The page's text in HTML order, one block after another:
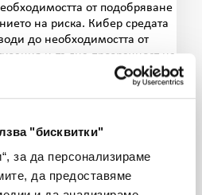
"бисквитки"
за да персонализираме
да предоставяме
от подобряване
на риска. Кибер средата
до необходимостта от
и пълна прозрачност на
ще вземат участие
ЗК „Лев Инс” АД Павел
„Външни пазари“ за
АД Александър Господинов
Григоров.
някои от забележителните